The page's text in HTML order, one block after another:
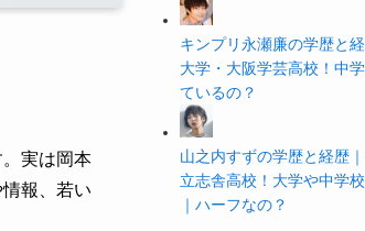
実は岡本
報、若い
キンプリ永瀬廉の学歴と
大学・大阪学芸高校！中
ているの？
山之内すずの学歴と経歴
立志舎高校！大学や中学
｜ハーフなの？